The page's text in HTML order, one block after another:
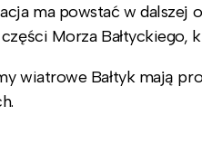
ma powstać w
Morza Bałtyckiego,
wiatrowe Bałtyk mają